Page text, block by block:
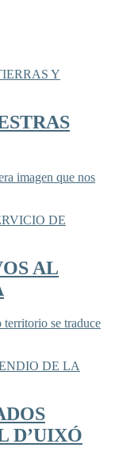
imagen que nos
AL
territorio se traduce
D’UIXÓ